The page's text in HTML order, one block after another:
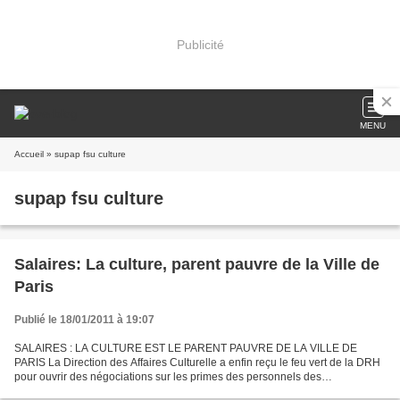
Publicité
MENU
Accueil » supap fsu culture
supap fsu culture
Salaires: La culture, parent pauvre de la Ville de
Paris
Publié le 18/01/2011 à 19:07
SALAIRES : LA CULTURE EST LE PARENT PAUVRE DE LA VILLE DE
PARIS La Direction des Affaires Culturelle a enfin reçu le feu vert de la DRH
pour ouvrir des négociations sur les primes des personnels des